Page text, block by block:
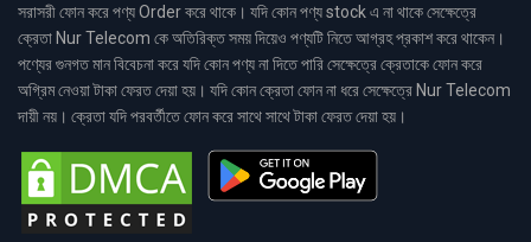
সরাসরী ফোন করে পণ্য Order করে থাকে। যদি কোন পণ্য stock এ না থাকে সেক্ষেত্রে
ক্রেতা Nur Telecom কে অতিরিক্ত সময় দিয়েও পণ্যটি নিতে আগ্রহ প্রকাশ করে থাকেন।
পণ্যের গুনগত মান বিবেচনা করে যদি কোন পণ্য না দিতে পারি সেক্ষেত্রে ক্রেতাকে ফোন করে
অগ্রিম নেওয়া টাকা ফেরত দেয়া হয়। যদি কোন ক্রেতা ফোন না ধরে সেক্ষেত্রে Nur Telecom
দায়ী নয়। ক্রেতা যদি পরবর্তীতে ফোন করে সাথে সাথে টাকা ফেরত দেয়া হয়।